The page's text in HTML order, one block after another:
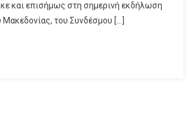
και επισήμως στη σημερινή εκδήλωση
του Συνδέσμου […]